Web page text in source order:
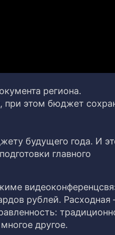
региона.
при этом бюджет
будущего года. И
главного
рублей.
другое.